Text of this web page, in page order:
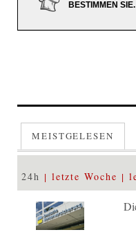
BESTIMMEN SIE.
MEISTGELESEN
24h letzte Woche